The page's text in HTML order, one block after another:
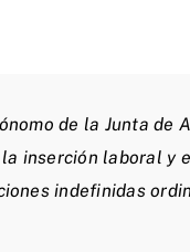
de la Junta de
la inserción laboral
indefinidas